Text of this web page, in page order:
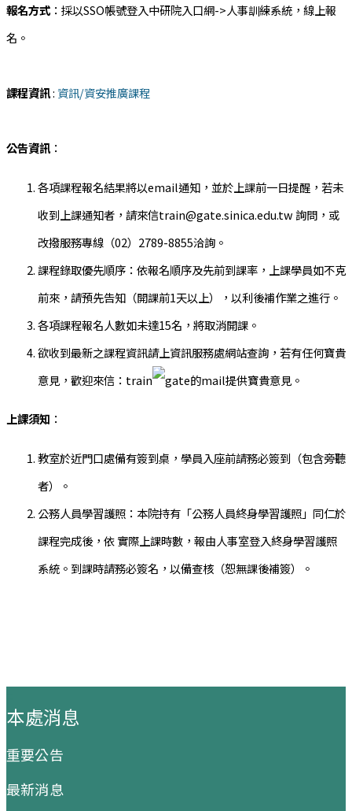
報名方式 ：採以SSO帳號登入中研院入口網->人事訓練系統，線上報
名。
課程資訊:資訊/資安推廣課程
公告資訊：
各項課程報名結果將以email通知，並於上課前一日提醒，若未
收到上課通知者，請來信train@gate.sinica.edu.tw 詢問，或
改撥服務專線（02）2789-8855洽詢。
課程錄取優先順序：依報名順序及先前到課率，上課學員如不克
前來，請預先告知（開課前1天以上），以利後補作業之進行。
各項課程報名人數如未達15名，將取消開課。
欲收到最新之課程資訊請上資訊服務處網站查詢，若有任何寶貴
意見，歡迎來信：train
提供寶貴意見。
上課須知 ：
教室於近門口處備有簽到桌，學員入座前請務必簽到（包含旁聽
者）。
公務人員學習護照：本院持有「公務人員終身學習護照」同仁於
課程完成後，依 實際上課時數，報由人事室登入終身學習護照
系統。到課時請務必簽名，以備查核（恕無課後補簽）。
本處消息
重要公告
最新消息